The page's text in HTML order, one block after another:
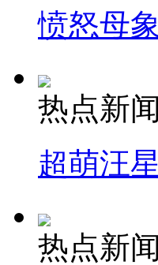
愤怒母
热点新闻
超萌汪
热点新闻